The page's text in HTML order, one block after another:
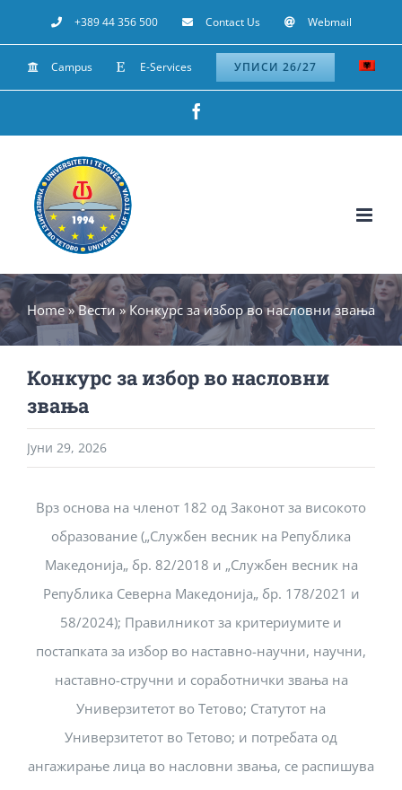
to
content
+389 44 356 500 Contact Us Webmail
Campus E-Services УПИСИ 26/27
Home»Вести» Конкурс за избор во насловни звања
Конкурс за избор во насловни
звања
Јуни 29, 2026
Врз основа на членот 182 од Законот за високото
образование („Службен весник на Република
Македонија„ бр. 82/2018 и „Службен весник на
Република Северна Македонија„ бр. 178/2021 и
58/2024); Правилникот за критериумите и
постапката за избор во наставно-научни, научни,
наставно-стручни и соработнички звања на
Универзитетот во Тетово; Статутот на
Универзитетот во Тетово; и потребата од
ангажирање лица во насловни звања, се распишува